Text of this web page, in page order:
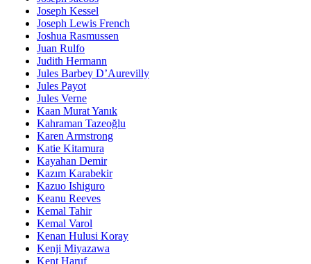
Joseph Kessel
Joseph Lewis French
Joshua Rasmussen
Juan Rulfo
Judith Hermann
Jules Barbey D’Aurevilly
Jules Payot
Jules Verne
Kaan Murat Yanık
Kahraman Tazeoğlu
Karen Armstrong
Katie Kitamura
Kayahan Demir
Kazım Karabekir
Kazuo Ishiguro
Keanu Reeves
Kemal Tahir
Kemal Varol
Kenan Hulusi Koray
Kenji Miyazawa
Kent Haruf